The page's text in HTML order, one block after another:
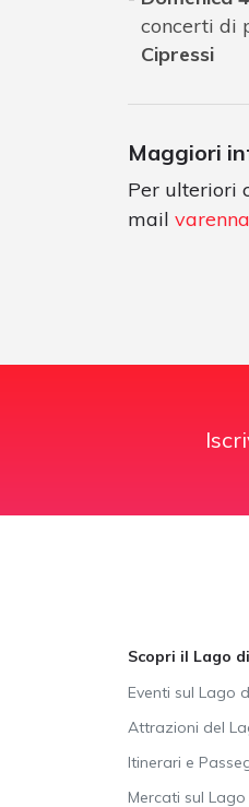
concerti di
Cipressi
Maggiori
Per ulteriori
mail
Scopri il Lago
Eventi sul Lago
Attrazioni del
Itinerari e
Mercati sul